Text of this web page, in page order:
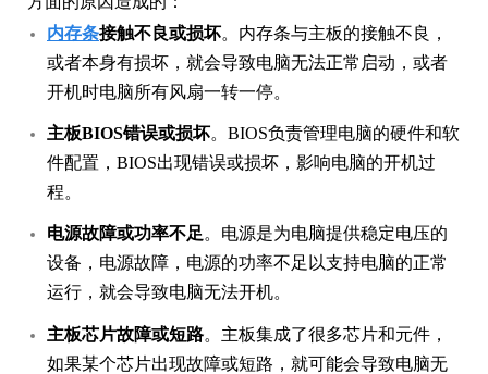
内存条接触不良或损坏。内存条与主板的接触不良，
或者本身有损坏，就会导致电脑无法正常启动，或者
开机时电脑所有风扇一转一停。
主板BIOS错误或损坏。BIOS负责管理电脑的硬件和软
件配置，BIOS出现错误或损坏，影响电脑的开机过
程。
电源故障或功率不足。电源是为电脑提供稳定电压的
设备，电源故障，电源的功率不足以支持电脑的正常
运行，就会导致电脑无法开机。
主板芯片故障或短路。主板集成了很多芯片和元件，
如果某个芯片出现故障或短路，就可能会导致电脑无